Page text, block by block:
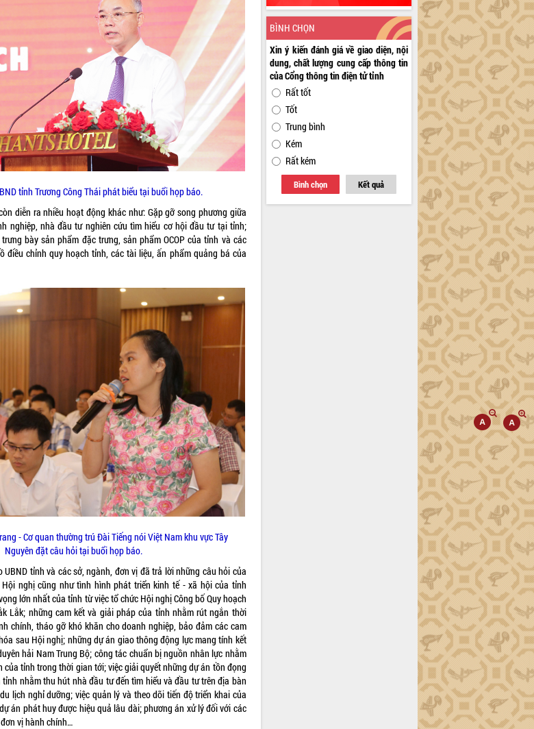
tỉnh Trương Công Thái phát biểu tại buổi họp báo.
diễn ra nhiều hoạt động khác như: Gặp gỡ song phương giữa
nghiệp, nhà đầu tư nghiên cứu tìm hiểu cơ hội đầu tư tại tỉnh;
bày sản phẩm đặc trưng, sản phẩm OCOP của tỉnh và các
điều chỉnh quy hoạch tỉnh, các tài liệu, ấn phẩm quảng bá của
- Cơ quan thường trú Đài Tiếng nói Việt Namkhu vực Tây
Nguyênđặt câu hỏi tại buổi họp báo.
UBND tỉnh và các sở, ngành, đơn vị đã trả lời những câu hỏi của
nghị cũng như tình hình phát triển kinh tế - xã hội của tỉnh
lớn nhất của tỉnh từ việc tổ chức Hội nghị Công bố Quy hoạch
Lắk; những cam kết và giải pháp của tỉnh nhằm rút ngắn thời
chính, tháo gỡ khó khăn cho doanh nghiệp, bảo đảm các cam
sau Hội nghị; những dự án giao thông động lực mang tính kết
hải Nam Trung Bộ; công tác chuẩn bị nguồn nhân lực nhằm
của tỉnh trong thời gian tới; việc giải quyết những dự án tồn đọng
nhằm thu hút nhà đầu tư đến tìm hiểu và đầu tư trên địa bàn
lịch nghỉ dưỡng; việc quản lý và theo dõi tiến độ triển khai của
án phát huy được hiệu quả lâu dài; phương án xử lý đối với các
vị hành chính…
BÌNH CHỌN
Xin ý kiến đánh giá về giao diện, nội
dung, chất lượng cung cấp thông tin
của Cổng thông tin điện tử tỉnh
Rất tốt
Tốt
Trung bình
Kém
Rất kém
Bình chọn Kết quả